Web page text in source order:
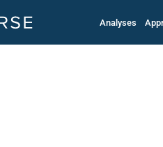
Analyses